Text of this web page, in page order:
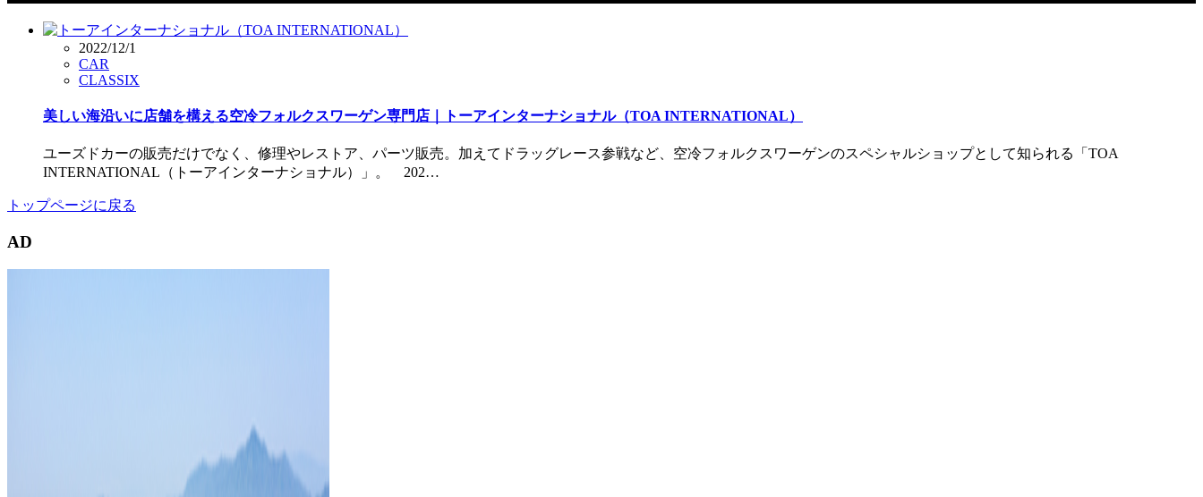
2022/12/1
CAR
CLASSIX
美しい海沿いに店舗を構える空冷フォルクスワーゲン専門店｜トーアインターナショナル（TOA INTERNATIONAL）
ユーズドカーの販売だけでなく、修理やレストア、パーツ販売。加えてドラッグレース参戦など、空冷フォルクスワーゲンのスペシャルショップとして知られる「TOA
INTERNATIONAL（トーアインターナショナル）」。 202…
トップページに戻る
AD